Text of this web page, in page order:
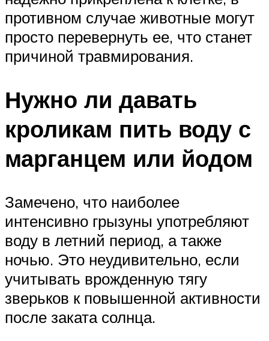
противном случае животные могут
просто перевернуть ее, что станет
причиной травмирования.
Нужно ли давать
кроликам пить воду с
марганцем или йодом
Замечено, что наиболее
интенсивно грызуны употребляют
воду в летний период, а также
ночью. Это неудивительно, если
учитывать врожденную тягу
зверьков к повышенной активности
после заката солнца.